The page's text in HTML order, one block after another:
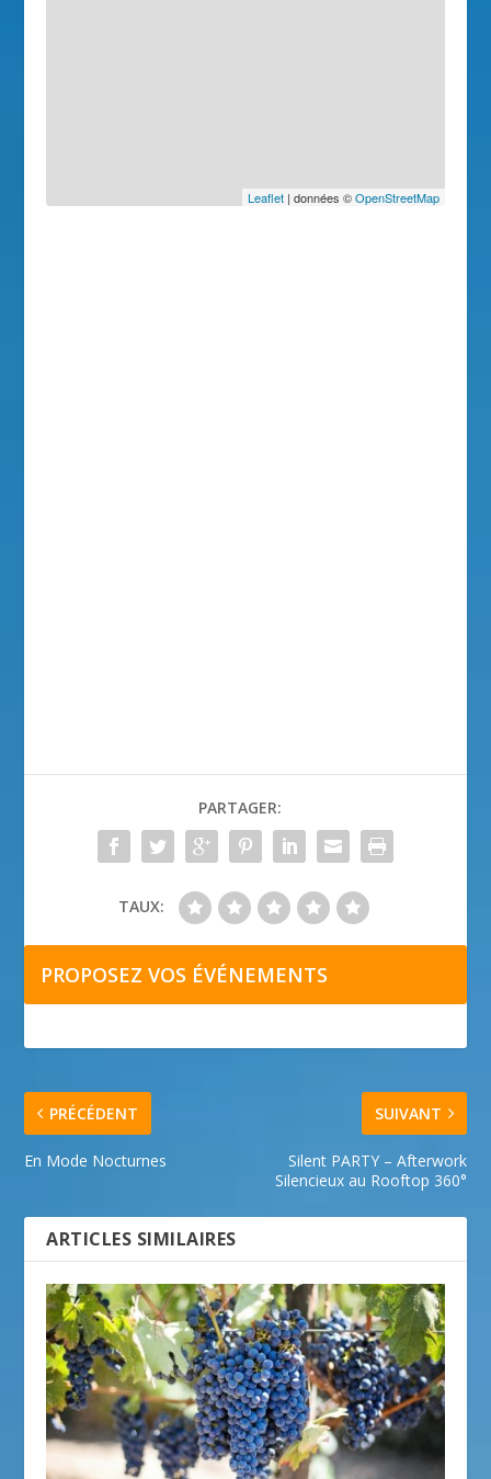
Leaflet| données ©OpenStreetMap
PARTAGER:
TAUX:
PROPOSEZ VOS ÉVÉNEMENTS
PRÉCÉDENT
En Mode Nocturnes
SUIVANT
Silent PARTY – Afterwork
Silencieux au Rooftop 360°
ARTICLES SIMILAIRES